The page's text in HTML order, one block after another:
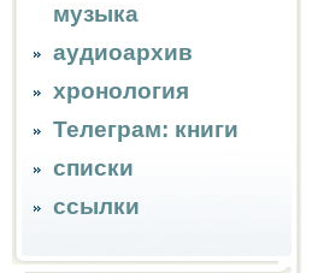
музыка
аудиоархив
хронология
Телеграм: книги
списки
ссылки